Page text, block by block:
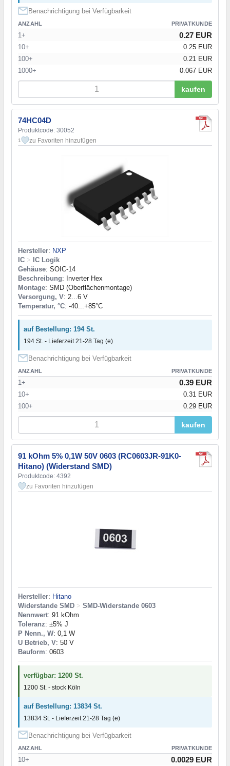
Benachrichtigung bei Verfügbarkeit
ANZAHL PRIVATKUNDE
1+ 0.27 EUR
10+
0.25 EUR
100+
0.21 EUR
1000+
0.067 EUR
kaufen
74HC04D
Produktcode: 30052
1 zu Favoriten hinzufügen
Hersteller: NXP
IC > IC Logik
Gehäuse: SOIC-14
Beschreibung: Inverter Hex
Montage: SMD (Oberflächenmontage)
Versorgung, V: 2...6 V
Temperatur, °C: -40...+85°C
auf Bestellung: 194 St.
194 St. - Lieferzeit 21-28 Tag (e)
Benachrichtigung bei Verfügbarkeit
ANZAHL PRIVATKUNDE
1+ 0.39 EUR
10+
0.31 EUR
100+
0.29 EUR
kaufen
91 kOhm 5% 0,1W 50V 0603 (RC0603JR-91K0-
Hitano) (Widerstand SMD)
Produktcode: 4392
zu Favoriten hinzufügen
Hersteller: Hitano
Widerstande SMD > SMD-Widerstande 0603
Nennwert: 91 kOhm
Toleranz: ±5% J
P Nenn., W: 0,1 W
U Betrieb, V: 50 V
Bauform: 0603
verfügbar: 1200 St.
1200 St. - stock Köln
auf Bestellung: 13834 St.
13834 St. - Lieferzeit 21-28 Tag (e)
Benachrichtigung bei Verfügbarkeit
ANZAHL PRIVATKUNDE
10+ 0.0029 EUR